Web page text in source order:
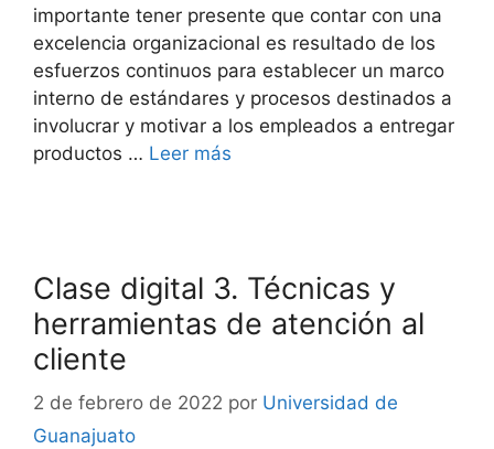
importante tener presente que contar con una
excelencia organizacional es resultado de los
esfuerzos continuos para establecer un marco
interno de estándares y procesos destinados a
involucrar y motivar a los empleados a entregar
productos … Leer más
Clase digital 3. Técnicas y
herramientas de atención al
cliente
2 de febrero de 2022 por Universidad de
Guanajuato